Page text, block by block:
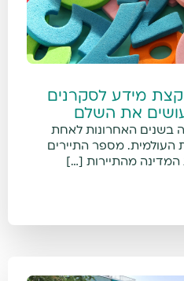
מידע לסקרנים
את השלם
בשנים האחרונות לאחת
העולמית. מספר התיירים
מהתיירות […]